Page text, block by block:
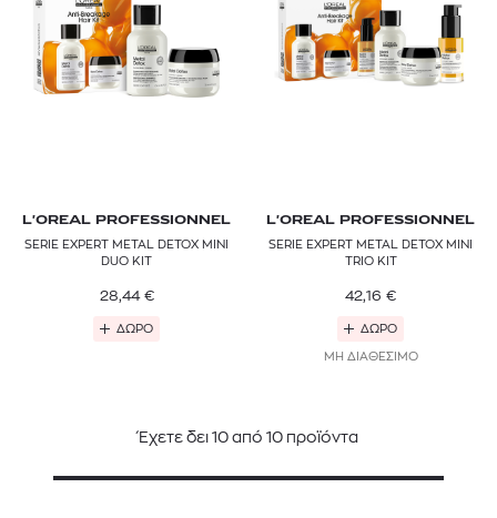
L'OREAL PROFESSIONNEL
SERIE EXPERT METAL DETOX MINI
DUO KIT
28,44 €
ΔΩΡΟ
L'OREAL PROFESSIONNEL
SERIE EXPERT METAL DETOX MINI
TRIO KIT
42,16 €
ΔΩΡΟ
ΜΗ ΔΙΑΘΕΣΙΜΟ
Έχετε δει 10 από 10 προϊόντα